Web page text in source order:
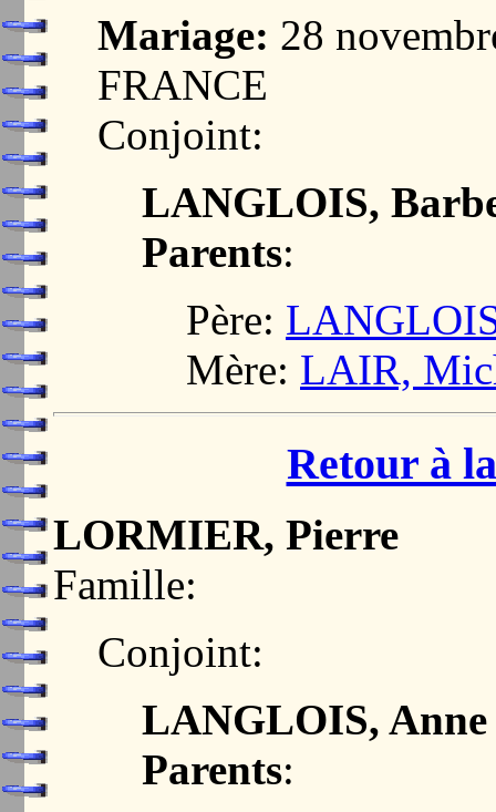
Mariage: 28
FRANCE
Conjoint:
LANGLOIS,
Parents:
Père:
Mère: LAIR,
Retour à
LORMIER, Pierre
Famille:
Conjoint:
LANGLOIS, Anne
Parents: